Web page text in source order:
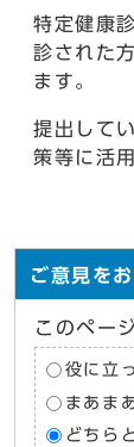
特定健康
診された
ます。
提出して
策等に活
ご意見を
このペー
役に立
まあま
どちら